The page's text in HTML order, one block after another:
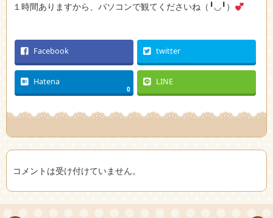
１時間ありますから、パソコンで観てくださいね（╹◡╹）
Facebook twitter
Hatena
0
LINE
コメントは受け付けていません。